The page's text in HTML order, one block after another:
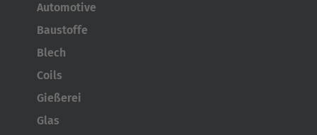
Automotive
Baustoffe
Blech
Coils
Gießerei
Glas